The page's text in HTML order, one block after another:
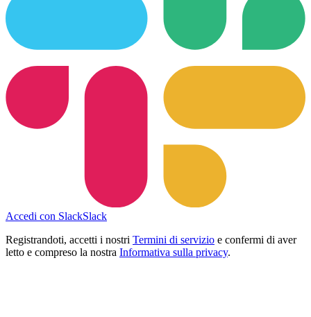
Accedi con SlackSlack
Registrandoti, accetti i nostri Termini di servizio e confermi di aver
letto e compreso la nostra Informativa sulla privacy.